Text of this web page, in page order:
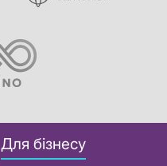
Для бізнесу